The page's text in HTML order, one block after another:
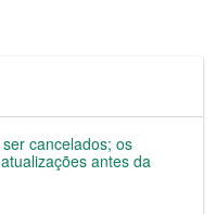
cancelados; os
antes da